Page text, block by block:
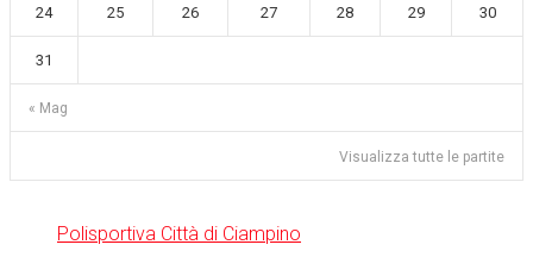
« Mag
24 25 26 27 28 29 30
31
Visualizza tutte le partite
Polisportiva Città di Ciampino